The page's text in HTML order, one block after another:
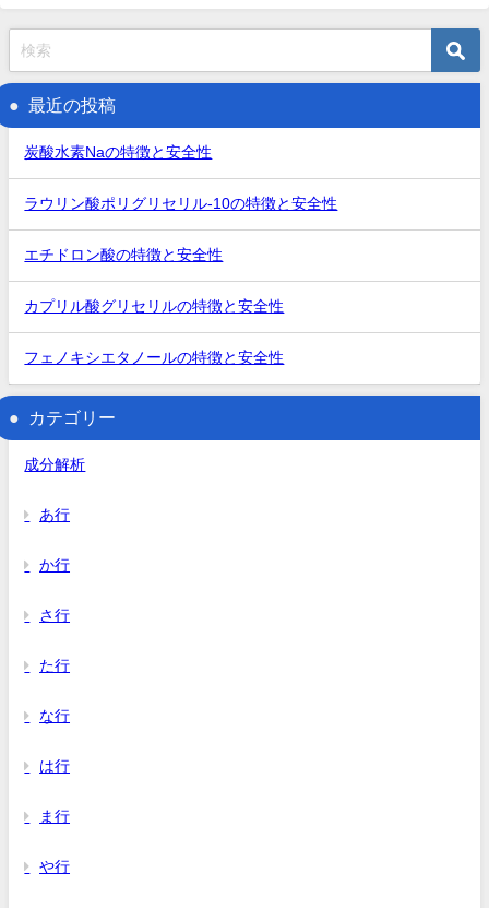
最近の投稿
炭酸水素Naの特徴と安全性
ラウリン酸ポリグリセリル-10の特徴と安全性
エチドロン酸の特徴と安全性
カプリル酸グリセリルの特徴と安全性
フェノキシエタノールの特徴と安全性
カテゴリー
成分解析
あ行
か行
さ行
た行
な行
は行
ま行
や行